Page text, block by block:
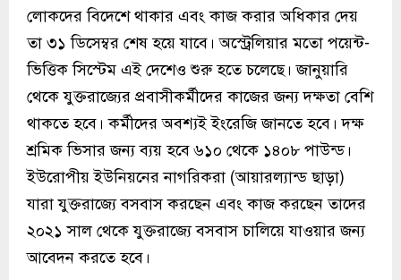
লোকদের বিদেশে থাকার এবং কাজ করার অধিকার দেয়
তা ৩১ ডিসেম্বর শেষ হয়ে যাবে। অস্ট্রেলিয়ার মতো পয়েন্ট-
ভিত্তিক সিস্টেম এই দেশেও শুরু হতে চলেছে। জানুয়ারি
থেকে যুক্তরাজ্যের প্রবাসীকর্মীদের কাজের জন্য দক্ষতা বেশি
থাকতে হবে। কর্মীদের অবশ্যই ইংরেজি জানতে হবে। দক্ষ
শ্রমিক ভিসার জন্য ব্যয় হবে ৬১০ থেকে ১৪০৮ পাউন্ড।
ইউরোপীয় ইউনিয়নের নাগরিকরা (আয়ারল্যান্ড ছাড়া)
যারা যুক্তরাজ্যে বসবাস করছেন এবং কাজ করছেন তাদের
২০২১ সাল থেকে যুক্তরাজ্যে বসবাস চালিয়ে যাওয়ার জন্য
আবেদন করতে হবে।